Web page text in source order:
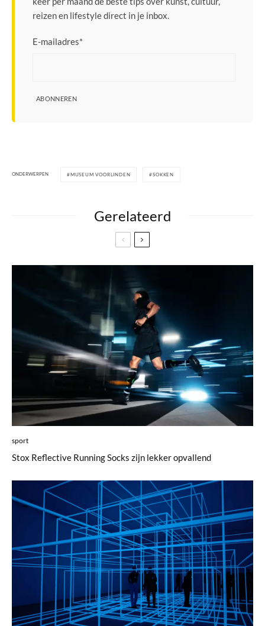
reizen en lifestyle direct in je inbox.
E-mailadres*
ABONNEREN
ONDERWERPEN MUSEUM VOORLINDEN SOKKEN
Gerelateerd
sport
Stox Reflective Running Socks zijn lekker opvallend